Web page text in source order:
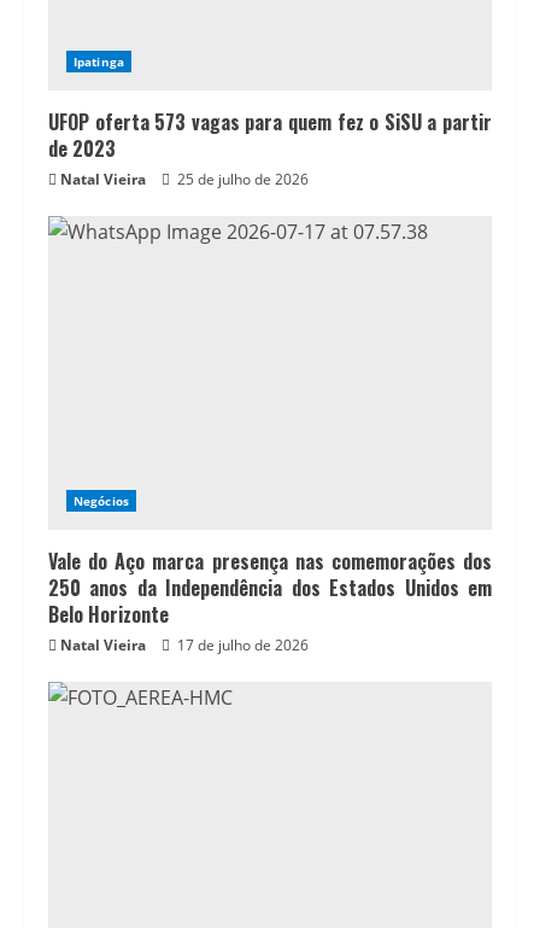
Ipatinga
UFOP oferta 573 vagas para quem fez o SiSU a partir
de 2023
Natal Vieira 25 de julho de 2026
Negócios
Vale do Aço marca presença nas comemorações dos
250 anos da Independência dos Estados Unidos em
Belo Horizonte
Natal Vieira 17 de julho de 2026